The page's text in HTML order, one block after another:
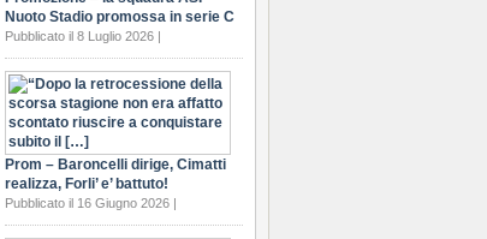
Nuoto Stadio promossa in serie C
Pubblicato il 8 Luglio 2026 |
Prom – Baroncelli dirige, Cimatti
realizza, Forli’ e’ battuto!
Pubblicato il 16 Giugno 2026 |